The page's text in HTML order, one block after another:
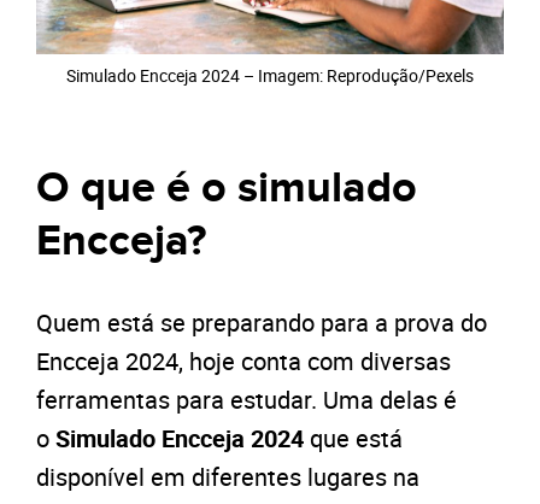
Simulado Encceja 2024 – Imagem: Reprodução/Pexels
O que é o simulado
Encceja?
Quem está se preparando para a prova do
Encceja 2024, hoje conta com diversas
ferramentas para estudar. Uma delas é
oSimulado Encceja 2024 que está
disponível em diferentes lugares na